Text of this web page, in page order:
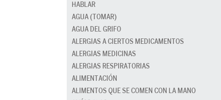
HABLAR
AGUA (TOMAR)
AGUA DEL GRIFO
ALERGIAS A CIERTOS MEDICAMENTOS
ALERGIAS MEDICINAS
ALERGIAS RESPIRATORIAS
ALIMENTACIÓN
ALIMENTOS QUE SE COMEN CON LA MANO